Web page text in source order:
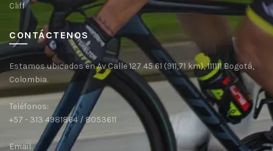
Cliff
CONTÁCTENOS
Estamos ubicados en Av Calle 127 45 61 (911,71 km), 111111 Bogotá,
Colombia.
Teléfonos:
+57 - 313 4981864 / 8053611
Email: